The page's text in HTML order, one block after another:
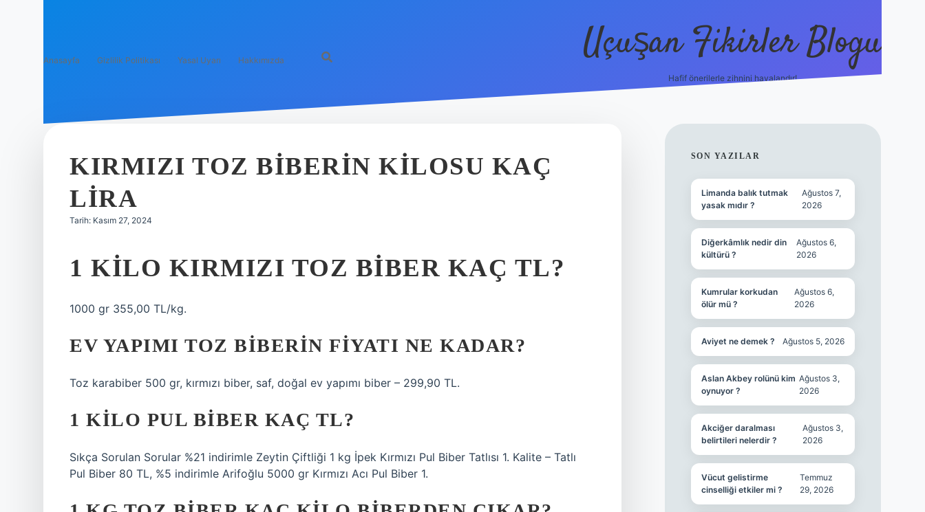
Anasayfa Gizlilik Politikası Yasal Uyarı Hakkımızda Uçuşan Fikirler Blogu
Hafif önerilerle zihnini havalandır!
KIRMIZI TOZ BIBERIN KILOSU KAÇ
LIRA
Tarih: Kasım 27, 2024
1 KILO KIRMIZI TOZ BIBER KAÇ TL?
1000 gr 355,00 TL/kg.
EV YAPIMI TOZ BIBERIN FIYATI NE KADAR?
Toz karabiber 500 gr, kırmızı biber, saf, doğal ev yapımı biber – 299,90 TL.
1 KILO PUL BIBER KAÇ TL?
Sıkça Sorulan Sorular %21 indirimle Zeytin Çiftliği 1 kg İpek Kırmızı Pul Biber Tatlısı 1. Kalite – Tatlı
Pul Biber 80 TL, %5 indirimle Arifoğlu 5000 gr Kırmızı Acı Pul Biber 1.
SIDEBAR
SON YAZILAR
Limanda balık tutmak
yasak mıdır ?
Ağustos 7,
2026
Diğerkâmlık nedir din
kültürü ?
Ağustos 6,
2026
Kumrular korkudan
ölür mü ?
Ağustos 6,
2026
Aviyet ne demek ? Ağustos 5, 2026
Aslan Akbey rolünü kim
oynuyor ?
Ağustos 3,
2026
Akciğer daralması
belirtileri nelerdir ?
Ağustos 3,
2026
Vücut gelistirme
cinselliği etkiler mi ?
Temmuz
29, 2026
hiltonbet güncel giriş